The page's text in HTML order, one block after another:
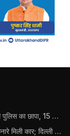
Delhi News: इंद्रपुरी में अवैध जुए के अड्डे पर दिल्ली पुलिस का छापा, 15 जुआरियों को पकड़ा; ₹3.61 लाख नकद और अन्य सामान बरामद
गुरुग्राम में नौकरी के पहले दिन लापता हुआ युवक, नहर किनारे मिली कार; दिल्ली पुलिस ने दर्ज की FIR